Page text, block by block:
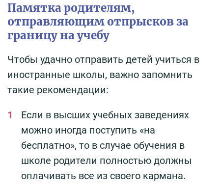
Памятка родителям,
отправляющим отпрысков за
границу на учебу
Чтобы удачно отправить детей учиться в
иностранные школы, важно запомнить
такие рекомендации:
Если в высших учебных заведениях
можно иногда поступить «на
бесплатно», то в случае обучения в
школе родители полностью должны
оплачивать все из своего кармана.